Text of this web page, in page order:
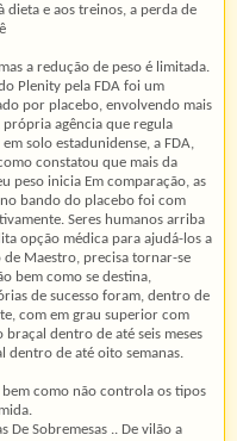
dieta e aos treinos, a perda de
a redução de peso é limitada.
Plenity pela FDA foi um
por placebo, envolvendo mais
agência que regula
solo estadunidense, a FDA,
constatou que mais da
peso inicia Em comparação, as
bando do placebo foi com
Seres humanos arriba
opção médica para ajudá-los a
Maestro, precisa tornar-se
bem como se destina,
de sucesso foram, dentro de
com em grau superior com
dentro de até seis meses
dentro de até oito semanas.
como não controla os tipos
De Sobremesas .. De vilão a